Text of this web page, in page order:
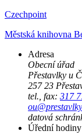
Czechpoint
Městská knihovna
Adresa
Obecní úřad
Přestavlky u
257 23
tel., fax: 317
datová
Úřední hodiny